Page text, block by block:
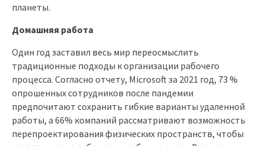
планеты.
Домашняя работа
Один год заставил весь мир переосмыслить
традиционные подходы к организации рабочего
процесса. Согласно отчету, Microsoft за 2021 год, 73 %
опрошенных сотрудников после пандемии
предпочитают сохранить гибкие варианты удаленной
работы, а 66% компаний рассматривают возможность
перепроектирования физических пространств, чтобы